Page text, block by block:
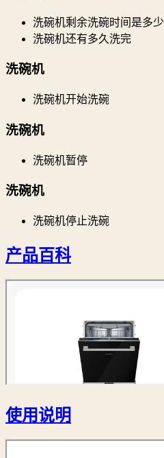
洗碗机剩余洗碗时间是多少
洗碗机还有多久洗完
洗碗机
洗碗机开始洗碗
洗碗机
洗碗机暂停
洗碗机
洗碗机停止洗碗
产品百科
使用说明